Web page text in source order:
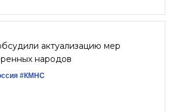
актуализацию мер
народов
#КМНС